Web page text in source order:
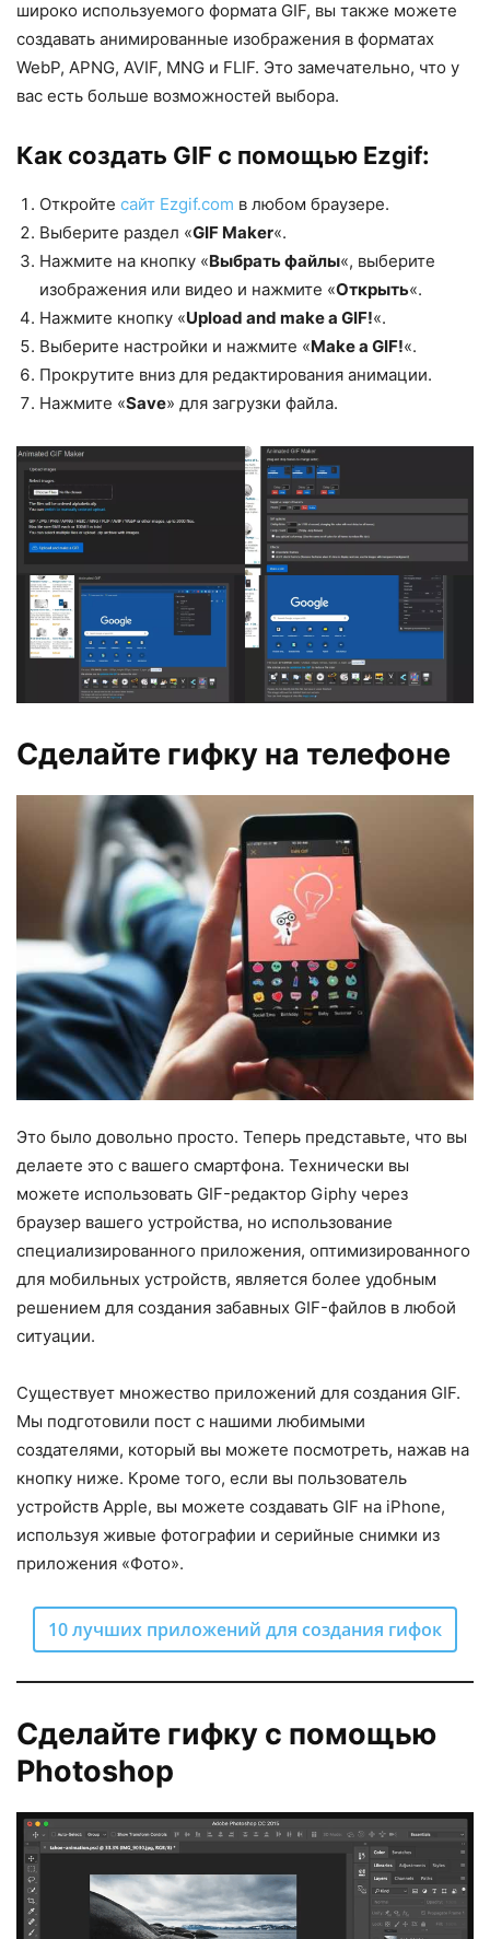
широко используемого формата GIF, вы также можете
создавать анимированные изображения в форматах
WebP, APNG, AVIF, MNG и FLIF. Это замечательно, что у
вас есть больше возможностей выбора.
Как создать GIF с помощью Ezgif:
Откройте сайт Ezgif.com в любом браузере.
Выберите раздел «GIF Maker«.
Нажмите на кнопку «Выбрать файлы«, выберите
изображения или видео и нажмите «Открыть«.
Нажмите кнопку «Upload and make a GIF!«.
Выберите настройки и нажмите «Make a GIF!«.
Прокрутите вниз для редактирования анимации.
Нажмите «Save» для загрузки файла.
Сделайте гифку на телефоне
Это было довольно просто. Теперь представьте, что вы
делаете это с вашего смартфона. Технически вы
можете использовать GIF-редактор Giphy через
браузер вашего устройства, но использование
специализированного приложения, оптимизированного
для мобильных устройств, является более удобным
решением для создания забавных GIF-файлов в любой
ситуации.
Существует множество приложений для создания GIF.
Мы подготовили пост с нашими любимыми
создателями, который вы можете посмотреть, нажав на
кнопку ниже. Кроме того, если вы пользователь
устройств Apple, вы можете создавать GIF на iPhone,
используя живые фотографии и серийные снимки из
приложения «Фото».
10 лучших приложений для создания гифок
Сделайте гифку с помощью
Photoshop